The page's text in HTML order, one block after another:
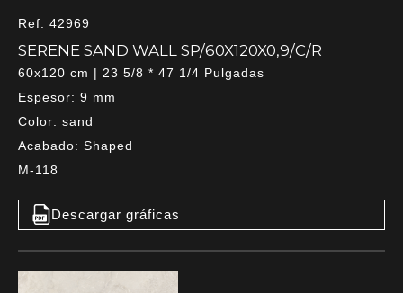
Ref: 42969
SERENE SAND WALL SP/60X120X0,9/C/R
60x120 cm | 23 5/8 * 47 1/4 Pulgadas
Espesor: 9 mm
Color: sand
Acabado: Shaped
M-118
Descargar gráficas